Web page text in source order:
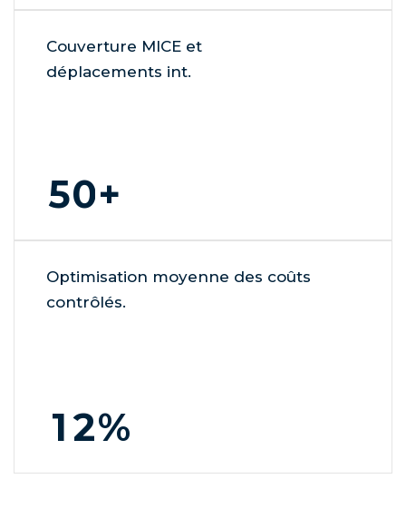
9
Couverture MICE et
déplacements int.
1
2
5
6
7
8
0
1
2
3
6
7
Optimisation moyenne des coûts
contrôlés.
1
2
2
3